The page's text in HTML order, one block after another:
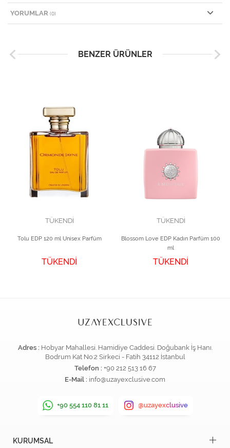
YORUMLAR (0)
BENZER ÜRÜNLER
TÜKENDİ
Tolu EDP 120 ml Unisex Parfüm
TÜKENDİ
TÜKENDİ
Blossom Love EDP Kadın Parfüm 100
ml
TÜKENDİ
Adres : Hobyar Mahallesi. Hamidiye Caddesi. Doğubank İş Hanı.
Bodrum Kat No:2 Sirkeci - Fatih 34112 İstanbul
Telefon : +90 212 513 16 67
E-Mail : info@uzayexclusive.com
+90 554 110 81 11 @uzayexclusive
KURUMSAL